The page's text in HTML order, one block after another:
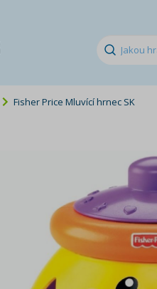
Fisher Price Mluvící hrnec SK